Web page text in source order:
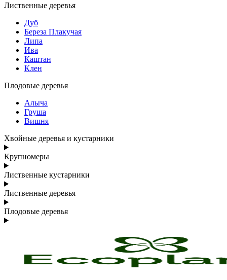
Лиственные деревья
Дуб
Береза Плакучая
Липа
Ива
Каштан
Клен
Плодовые деревья
Алыча
Груша
Вишня
Хвойные деревья и кустарники
Крупномеры
Лиственные кустарники
Лиственные деревья
Плодовые деревья